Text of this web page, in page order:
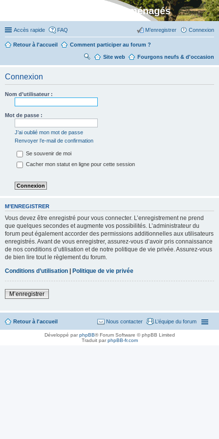
Stylevan - Vans aménagés
Accès rapide FAQ Connexion
M’enregistrer
Retour à l'accueil Comment participer au forum ?
Fourgons neufs & d'occasion
Site web
R
Connexion
Nom d’utilisateur :
Mot de passe :
J’ai oublié mon mot de passe
Renvoyer l’e-mail de confirmation
Se souvenir de moi
Cacher mon statut en ligne pour cette session
M’ENREGISTRER
Vous devez être enregistré pour vous connecter. L’enregistrement ne prend
que quelques secondes et augmente vos possibilités. L’administrateur du
forum peut également accorder des permissions additionnelles aux utilisateurs
enregistrés. Avant de vous enregistrer, assurez-vous d’avoir pris connaissance
de nos conditions d’utilisation et de notre politique de vie privée. Assurez-vous
de bien lire tout le règlement du forum.
Conditions d’utilisation | Politique de vie privée
M’enregistrer
Retour à l'accueil L’équipe du forum
Nous contacter
Développé parphpBB® Forum Software © phpBB Limited
Traduit parphpBB-fr.com